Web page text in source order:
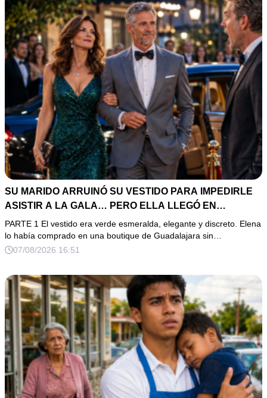
SU MARIDO ARRUINÓ SU VESTIDO PARA IMPEDIRLE
ASISTIR A LA GALA… PERO ELLA LLEGÓ EN
LIMUSINA COMO INVITADA DE HONOR DEL DUEÑO DE
LA EMPRESA
PARTE 1 El vestido era verde esmeralda, elegante y discreto. Elena
lo había comprado en una boutique de Guadalajara sin…
07/08/2026 16:51